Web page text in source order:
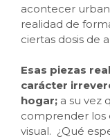
acontecer
realidad de
ciertas dosis de
Esas piezas
carácter
hogar; a su vez
comprender los
visual. ¿Qué